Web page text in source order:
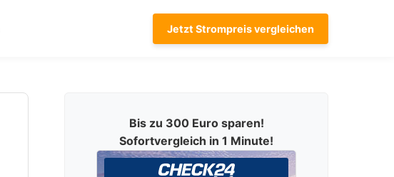
Jetzt Strompreis vergleichen
Bis zu 300 Euro sparen!
Sofortvergleich in 1 Minute!